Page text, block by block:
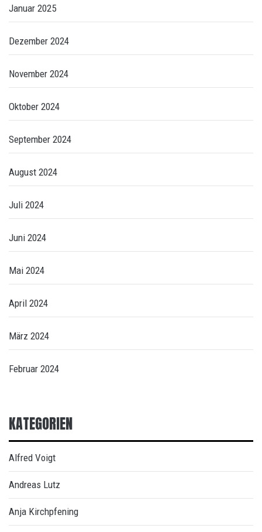
Januar 2025
Dezember 2024
November 2024
Oktober 2024
September 2024
August 2024
Juli 2024
Juni 2024
Mai 2024
April 2024
März 2024
Februar 2024
KATEGORIEN
Alfred Voigt
Andreas Lutz
Anja Kirchpfening